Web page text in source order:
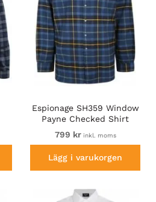
Espionage SH359 Window
Payne Checked Shirt
Navy/Gold
799 krinkl. moms
Lägg i varukorgen